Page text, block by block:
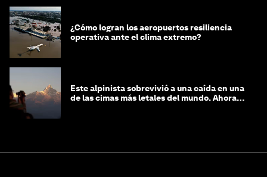
¿Cómo logran los aeropuertos resiliencia
operativa ante el clima extremo?
Este alpinista sobrevivió a una caída en una
de las cimas más letales del mundo. Ahora